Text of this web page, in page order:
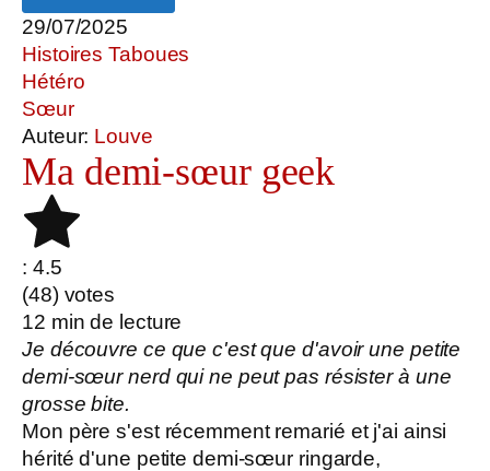
29/07/2025
Histoires Taboues
Hétéro
Sœur
Auteur: Louve
Ma demi-sœur geek
: 4.5
(48) votes
12 min de lecture
Je découvre ce que c'est que d'avoir une petite
demi-sœur nerd qui ne peut pas résister à une
grosse bite.
Mon père s'est récemment remarié et j'ai ainsi
hérité d'une petite demi-sœur ringarde,